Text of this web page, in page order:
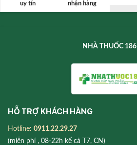
uy tín
nhận hàng
NHÀ THUỐC 186
HỖ TRỢ KHÁCH HÀNG
Hotline: 0911.22.29.27
(miễn phí , 08-22h kể cả T7, CN)